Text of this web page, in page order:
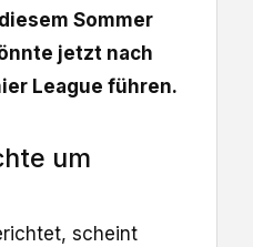
Sommer
jetzt nach
League führen.
um
scheint